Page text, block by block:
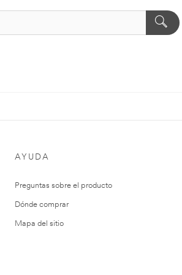
AYUDA
Preguntas sobre el producto
Dónde comprar
Mapa del sitio